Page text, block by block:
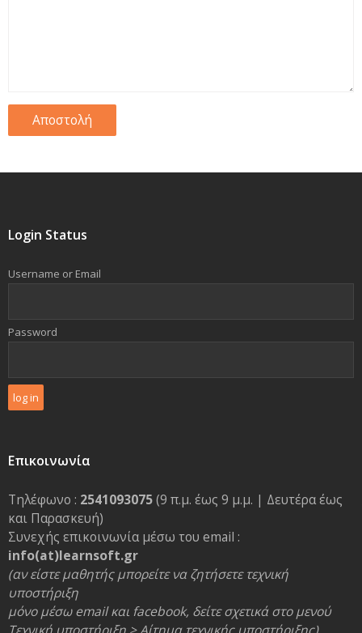
Login Status
Username or Email
Password
Επικοινωνία
Τηλέφωνο : 2541093075(9 π.μ. έως 9 μ.μ. | Δευτέρα έως
και Παρασκευή)
Συνεχής επικοινωνία μέσω του email :
info(at)learnsoft.gr
(αν είστε μαθητής μπορείτε να ζητήσετε τεχνική
υποστήριξη
μόνο μέσω email και facebook, δείτε σχετικά στο μενού